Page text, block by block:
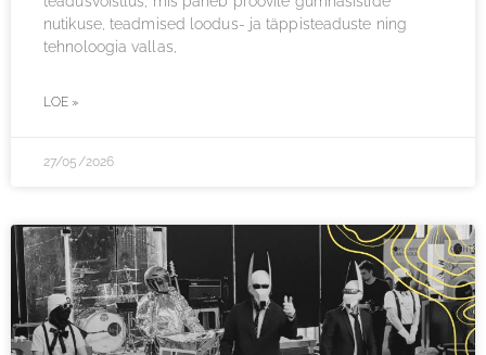
nutikuse, teadmised loodus- ja täppisteaduste ning
tehnoloogia vallas,
LOE »
27/05/2026